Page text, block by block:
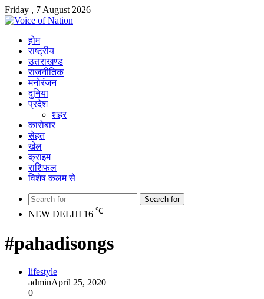
Friday , 7 August 2026
होम
राष्ट्रीय
उत्तराखण्ड
राजनीतिक
मनोरंजन
दुनिया
प्रदेश
शहर
कारोबार
सेहत
खेल
क्राइम
राशिफल
विशेष कलम से
Search for
NEW DELHI 16 ℃
#pahadisongs
lifestyle
adminApril 25, 2020
0